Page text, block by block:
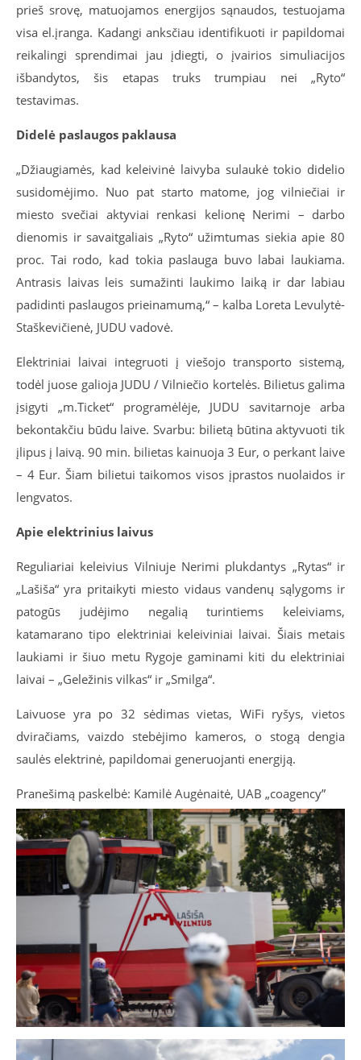
prieš srovę, matuojamos energijos sąnaudos, testuojama
visa el.įranga. Kadangi anksčiau identifikuoti ir papildomai
reikalingi sprendimai jau įdiegti, o įvairios simuliacijos
išbandytos, šis etapas truks trumpiau nei „Ryto“
testavimas.
Didelė paslaugos paklausa
„Džiaugiamės, kad keleivinė laivyba sulaukė tokio didelio
susidomėjimo. Nuo pat starto matome, jog vilniečiai ir
miesto svečiai aktyviai renkasi kelionę Nerimi – darbo
dienomis ir savaitgaliais „Ryto“ užimtumas siekia apie 80
proc. Tai rodo, kad tokia paslauga buvo labai laukiama.
Antrasis laivas leis sumažinti laukimo laiką ir dar labiau
padidinti paslaugos prieinamumą,“ – kalba Loreta Levulytė-
Staškevičienė, JUDU vadovė.
Elektriniai laivai integruoti į viešojo transporto sistemą,
todėl juose galioja JUDU / Vilniečio kortelės. Bilietus galima
įsigyti „m.Ticket“ programėlėje, JUDU savitarnoje arba
bekontakčiu būdu laive. Svarbu: bilietą būtina aktyvuoti tik
įlipus į laivą. 90 min. bilietas kainuoja 3 Eur, o perkant laive
– 4 Eur. Šiam bilietui taikomos visos įprastos nuolaidos ir
lengvatos.
Apie elektrinius laivus
Reguliariai keleivius Vilniuje Nerimi plukdantys „Rytas“ ir
„Lašiša“ yra pritaikyti miesto vidaus vandenų sąlygoms ir
patogūs judėjimo negalią turintiems keleiviams,
katamarano tipo elektriniai keleiviniai laivai. Šiais metais
laukiami ir šiuo metu Rygoje gaminami kiti du elektriniai
laivai – „Geležinis vilkas“ ir „Smilga“.
Laivuose yra po 32 sėdimas vietas, WiFi ryšys, vietos
dviračiams, vaizdo stebėjimo kameros, o stogą dengia
saulės elektrinė, papildomai generuojanti energiją.
Pranešimą paskelbė: Kamilė Augėnaitė, UAB „coagency”